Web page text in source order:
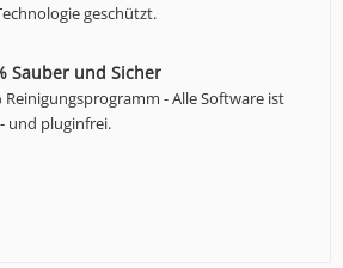
geschützt.
Sauber und Sicher
Reinigungsprogramm - Alle Software ist
und pluginfrei.